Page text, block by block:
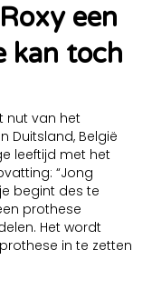
een
kan toch
nut van het
Duitsland, België
leeftijd met het
“Jong
begint des te
prothese
Het wordt
in te zetten